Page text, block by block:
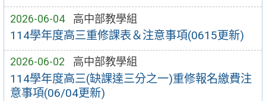
2026-06-04 高中部教學組
114學年度高三重修課表＆注意事項(0615更新)
2026-06-02 高中部教學組
114學年度高三(缺課達三分之一)重修報名繳費注
意事項(06/04更新)